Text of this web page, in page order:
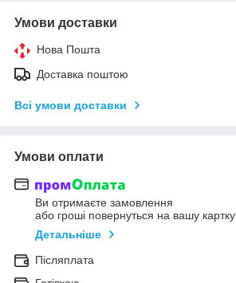
Умови доставки
Нова Пошта
Доставка поштою
Всі умови доставки
Умови оплати
Ви отримаєте замовлення
або гроші повернуться на вашу картку
Детальніше
Післяплата